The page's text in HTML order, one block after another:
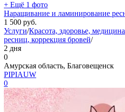
+ Ещё 1 фото
Наращивание и ламинирование
1 500 руб.
Услуги/Красота, здоровье, медицина
ресниц, коррекция бровей/
2 дня
0
Амурская область, Благовещенск
PIPIAUW
0